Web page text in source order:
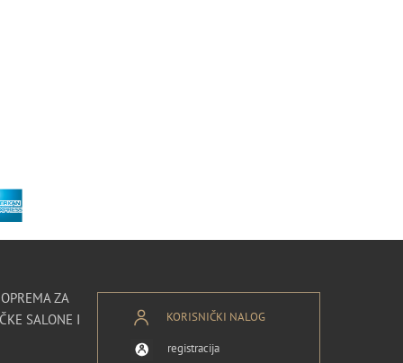
ZA
SALONE I
KORISNIČKI NALOG
registracija